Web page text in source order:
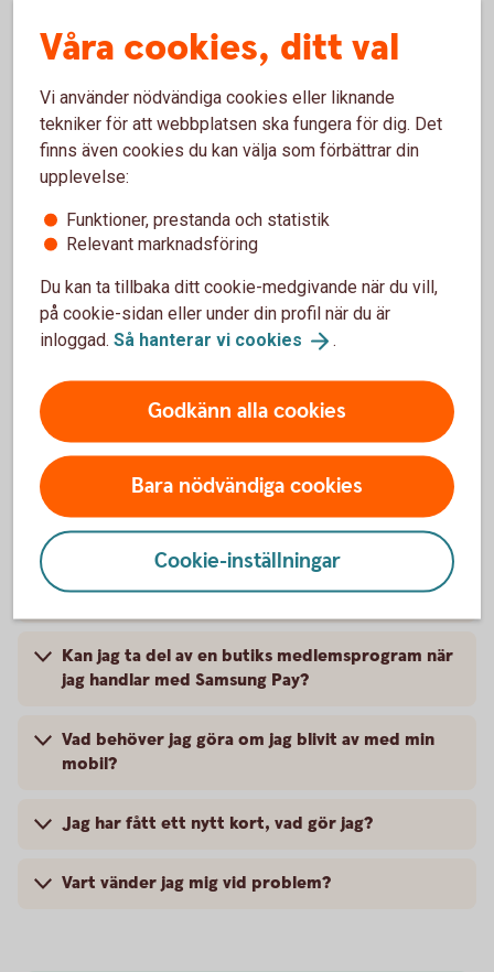
Pay-appen och verifiera kortet med Mobilt BankID.
För att använda Samsung Pay behöver du välja en
verifieringsmetod. Du kan verifiera dig med iris,
fingeravtryck eller en kod kopplad till Samsung Pay.
Vanliga frågor och svar om
Samsung Pay
Vilka kort går att använda med Samsung Pay?
Är det säkert att betala med Samsung Pay?
Kan jag ta ut pengar ur en uttagsautomat med
Samsung Pay?
Kan jag ta del av en butiks medlemsprogram när
jag handlar med Samsung Pay?
Vad behöver jag göra om jag blivit av med min
mobil?
Jag har fått ett nytt kort, vad gör jag?
Vart vänder jag mig vid problem?
Våra cookies, ditt val
Vi använder nödvändiga cookies eller liknande
tekniker för att webbplatsen ska fungera för dig. Det
finns även cookies du kan välja som förbättrar din
upplevelse:
Funktioner, prestanda och statistik
Relevant marknadsföring
Du kan ta tillbaka ditt cookie-medgivande när du vill,
på cookie-sidan eller under din profil när du är
inloggad. Så hanterar vi cookies .
Godkänn alla cookies
Bara nödvändiga cookies
Cookie-inställningar